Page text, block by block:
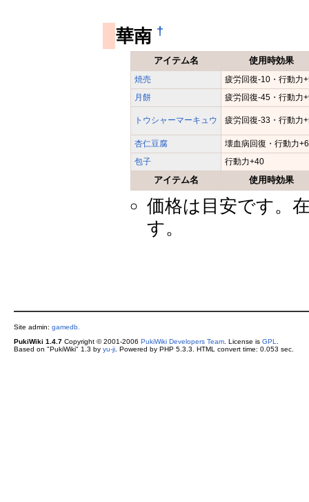
華南 †
アイテム名 使用時効果
アイテム名 使用時効果
焼売
疲労回復-10・行動力
月餅
疲労回復-45・行動力
トウシャーマーキュウ 疲労回復-33・行動力
杏仁豆腐
壊血病回復・行動力
包子
行動力+40
価格は目安です。
す。
Site admin: gamedb.
PukiWiki 1.4.7Copyright © 2001-2006 PukiWiki Developers Team. License is GPL
Based on "PukiWiki" 1.3 by yu-ji. Powered by PHP 5.3.3. HTML convert time: 0.053 sec.